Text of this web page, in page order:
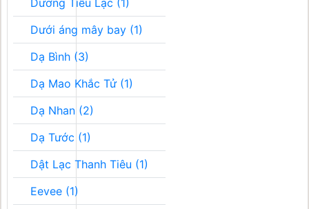
Dương Tiểu Lạc (1)
Dưới áng mây bay (1)
Dạ Bình (3)
Dạ Mao Khắc Tử (1)
Dạ Nhan (2)
Dạ Tước (1)
Dật Lạc Thanh Tiêu (1)
Eevee (1)